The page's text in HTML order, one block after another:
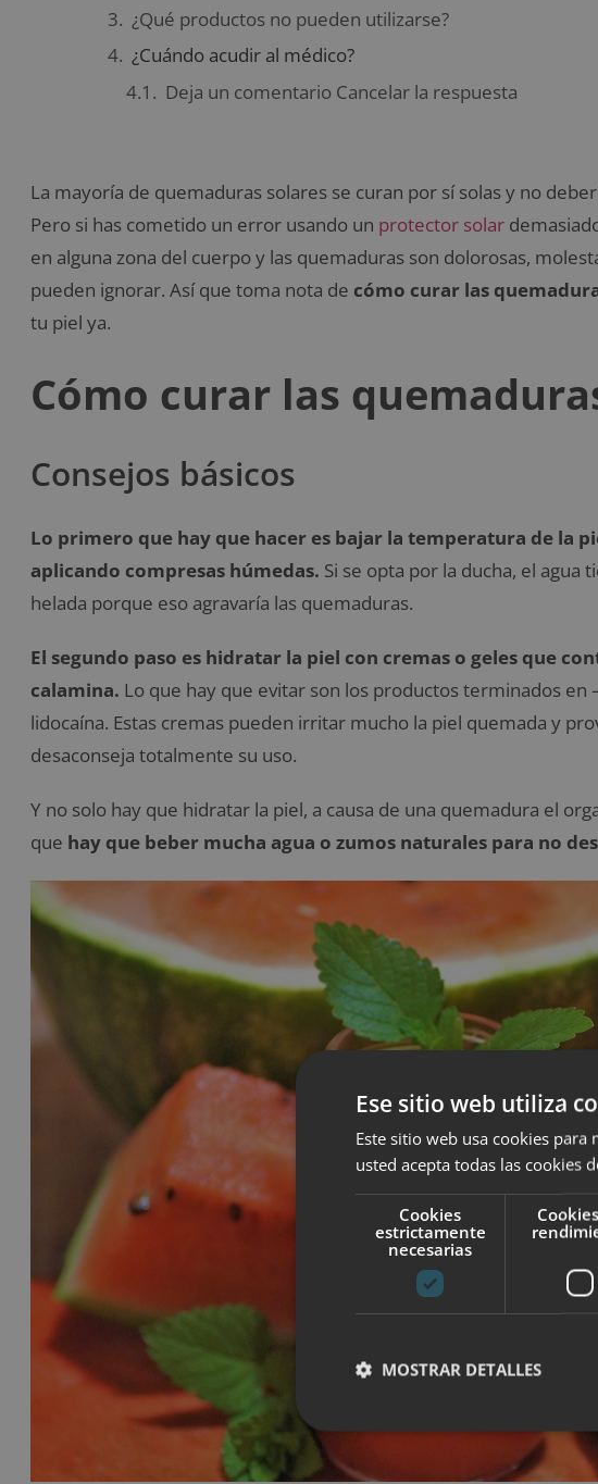
¿Qué productos no pueden utilizarse?
¿Cuándo acudir al médico?
Deja un comentario Cancelar la respuesta
La mayoría de quemaduras solares se curan por sí solas y no
Pero si has cometido un error usando un protector solar
en alguna zona del cuerpo y las quemaduras son dolorosas,
pueden ignorar. Así que toma nota de cómo curar las
tu piel ya.
Cómo curar las
Consejos básicos
Lo primero que hay que hacer es bajar la temperatura de la
aplicando compresas húmedas. Si se opta por la ducha, el
helada porque eso agravaría las quemaduras.
El segundo paso es hidratar la piel con cremas o geles que
calamina. Lo que hay que evitar son los productos terminados en
lidocaína. Estas cremas pueden irritar mucho la piel quemada y
desaconseja totalmente su uso.
Y no solo hay que hidratar la piel, a causa de una quemadura el
que hay que beber mucha agua o zumos naturales para no
Ese sitio web utiliza
Este sitio web usa cookies
usted acepta todas las cookies
Cookies
estrictamente
necesarias
MOSTRAR DETALLES